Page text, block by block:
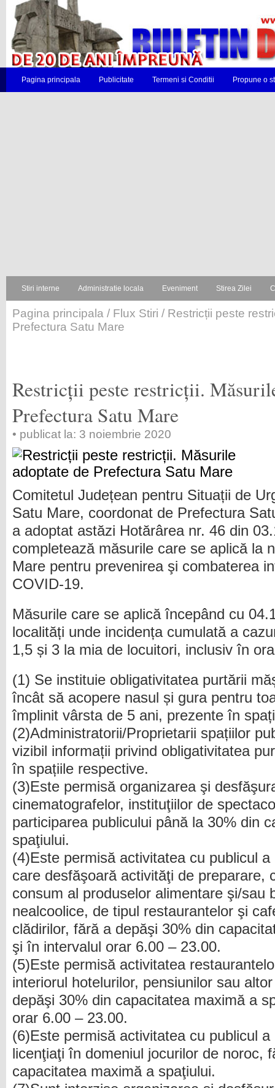
Pagina principala Publicitate Termeni si Conditii Propune o
Stiri interne Administratie locala Eveniment Stirea Zilei
Pagina principala / Flux Stiri / Restricții peste
Prefectura Satu Mare
Restricții peste restricții.
Prefectura Satu Mare
• publicat la: 3 noiembrie 2020
Comitetul Județean pentru Situații de
Satu Mare, coordonat de Prefectura
a adoptat astăzi Hotărârea nr. 46 din
completează măsurile care se aplică la
Mare pentru prevenirea şi combaterea
COVID-19.
Măsurile care se aplică începând cu
localități unde incidența cumulată a
1,5 și 3 la mia de locuitori, inclusiv în
(1) Se instituie obligativitatea purtării
încât să acopere nasul și gura pentru
împlinit vârsta de 5 ani, prezente în
(2)Administratorii/Proprietarii spațiilor
vizibil informații privind obligativitatea
în spațiile respective.
(3)Este permisă organizarea şi
cinematografelor, instituţiilor de
participarea publicului până la 30% din
spaţiului.
(4)Este permisă activitatea cu publicul
care desfăşoară activităţi de preparare,
consum al produselor alimentare şi/sau
nealcoolice, de tipul restaurantelor şi
clădirilor, fără a depăşi 30% din
şi în intervalul orar 6.00 – 23.00.
(5)Este permisă activitatea
interiorul hotelurilor, pensiunilor sau
depăşi 30% din capacitatea maximă a
orar 6.00 – 23.00.
(6)Este permisă activitatea cu publicul
licenţiaţi în domeniul jocurilor de noroc,
capacitatea maximă a spaţiului.